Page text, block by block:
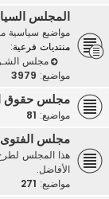
المجلس
مواضيع سياسية
منتديات فرعية:
مجلس
مواضيع: 3979
مجلس حقوق
مواضيع: 81
مجلس الفتوى
هذا المجلس
الأفاضل.
مواضيع: 271